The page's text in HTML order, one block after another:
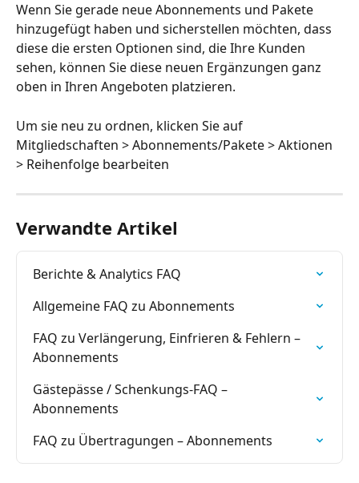
Wenn Sie gerade neue Abonnements und Pakete
hinzugefügt haben und sicherstellen möchten, dass
diese die ersten Optionen sind, die Ihre Kunden
sehen, können Sie diese neuen Ergänzungen ganz
oben in Ihren Angeboten platzieren.
Um sie neu zu ordnen, klicken Sie auf
Mitgliedschaften > Abonnements/Pakete > Aktionen
> Reihenfolge bearbeiten
Verwandte Artikel
Berichte & Analytics FAQ
Allgemeine FAQ zu Abonnements
FAQ zu Verlängerung, Einfrieren & Fehlern –
Abonnements
Gästepässe / Schenkungs-FAQ –
Abonnements
FAQ zu Übertragungen – Abonnements